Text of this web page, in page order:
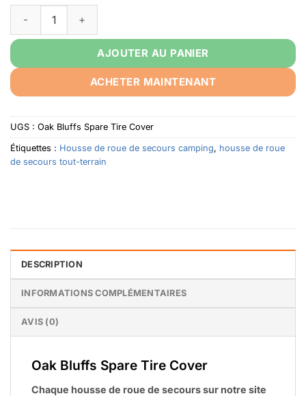
AJOUTER AU PANIER
ACHETER MAINTENANT
UGS : Oak Bluffs Spare Tire Cover
Étiquettes : Housse de roue de secours camping, housse de roue
de secours tout-terrain
DESCRIPTION
INFORMATIONS COMPLÉMENTAIRES
AVIS (0)
Oak Bluffs Spare Tire Cover
Chaque housse de roue de secours sur notre site